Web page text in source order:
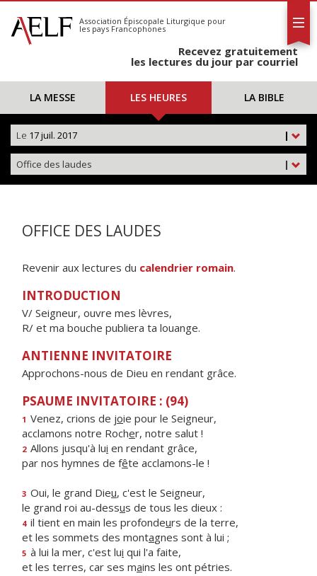
S'abonner
Calendrier
Association Épiscopale Liturgique pour
les pays Francophones
Recevez gratuitement
les lectures du jour par courriel
LA MESSE LES HEURES LA BIBLE
|
Le 17 juil. 2017
|
Office des laudes
OFFICE DES LAUDES
Revenir aux lectures du calendrier romain.
INTRODUCTION
V/ Seigneur, ouvre mes lèvres,
R/ et ma bouche publiera ta louange.
ANTIENNE INVITATOIRE
Approchons-nous de Dieu en rendant grâce.
PSAUME INVITATOIRE : (94)
1 Venez, crions de joie pour le Seigneur,
acclamons notre Rocher, notre salut !
2 Allons jusqu'à lui en rendant grâce,
par nos hymnes de fête acclamons-le !
3 Oui, le grand Dieu, c'est le Seigneur,
le grand roi au-dessus de tous les dieux :
4 il tient en main les profondeurs de la terre,
et les sommets des montagnes sont à lui ;
5 à lui la mer, c'est lui qui l'a faite,
et les terres, car ses mains les ont pétries.